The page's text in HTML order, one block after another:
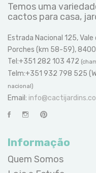
Temos uma
cactos para casa,
Estrada Nacional 125, Vale
Porches (km 58-59),
Tel:+351 282 103 472
Telm:+351 932 798 525
nacional)
Email:
Informação
Quem Somos